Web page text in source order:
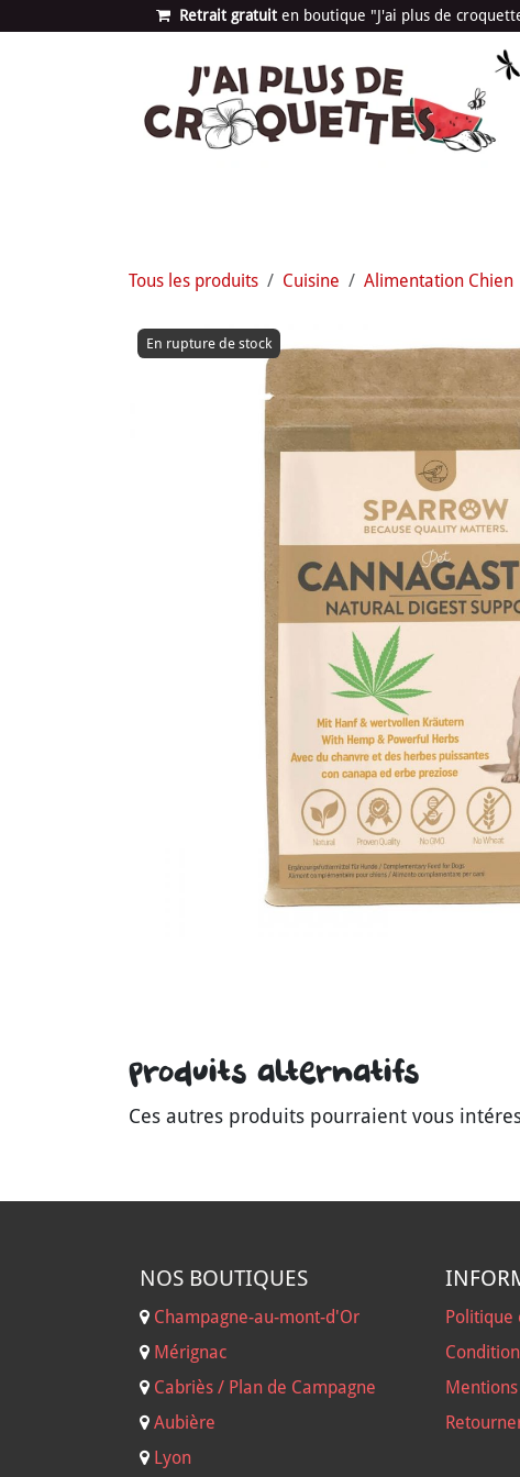
Se rendre au contenu Retrait gratuit en bou​​​​​​tique "J'ai plus de
Tous les produits Cuisine Alimentation Chien
En rupture de stock
Produits alternatifs
Ces autres produits pourraient vous
NOS BOUTIQUES
Champagne-au-mont-d'Or
Mérignac
Cabriès / Plan de Campagne
Aubière
Lyon
Politique